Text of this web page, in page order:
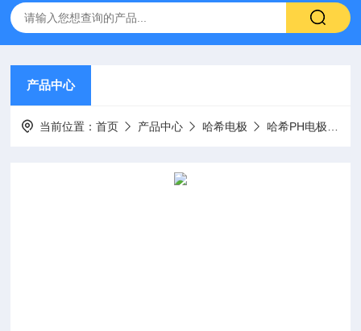
产品中心
当前位置：首页 产品中心 哈希电极 哈希PH电极